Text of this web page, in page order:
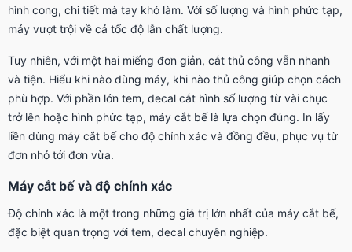
hình cong, chi tiết mà tay khó làm. Với số lượng và hình phức tạp,
máy vượt trội về cả tốc độ lẫn chất lượng.
Tuy nhiên, với một hai miếng đơn giản, cắt thủ công vẫn nhanh
và tiện. Hiểu khi nào dùng máy, khi nào thủ công giúp chọn cách
phù hợp. Với phần lớn tem, decal cắt hình số lượng từ vài chục
trở lên hoặc hình phức tạp, máy cắt bế là lựa chọn đúng. In lấy
liền dùng máy cắt bế cho độ chính xác và đồng đều, phục vụ từ
đơn nhỏ tới đơn vừa.
Máy cắt bế và độ chính xác
Độ chính xác là một trong những giá trị lớn nhất của máy cắt bế,
đặc biệt quan trọng với tem, decal chuyên nghiệp.